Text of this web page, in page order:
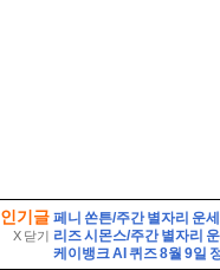
인기글
X 닫기